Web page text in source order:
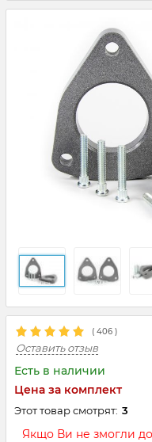
( 406 )
Оставить отзыв
Есть в наличии
Цена за комплект
Этот товар смотрят: 3
Якщо Ви не змогли